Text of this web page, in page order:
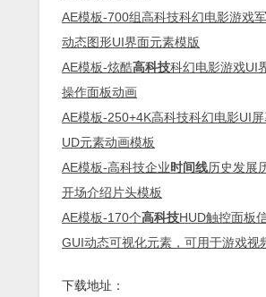
AE模板-700组高科技科幻电影游戏
动态图形UI界面元素模版
AE模板-炫酷高科技科幻电影游戏UI
操作面板动画
AE模板-250+4K高科技科幻电影UI
UD元素动画模板
AE模板-高科技企业时间线历史发展
开场介绍片头模板
AE模板-170个高科技HUD触控面板
GUI动态可视化元素，可用于游戏视
下载地址：